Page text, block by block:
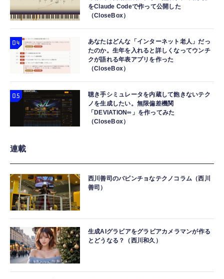
をClaude Codeで作って公開した
（CloseBox）
あなたはどんな「インターネット老人」だっ
たのか。生年を入れると詳しくなってウンチ
クが語れる年表アプリを作った
（CloseBox）
聴き手シミュレータを内蔵して飽きないテク
ノを生成したい。無限偏差機関
「DEVIATION∞」を作ってみた
（CloseBox）
連載
西川善司のバビンチョなテクノコラム（西川
善司）
生成AIグラビアをグラビアカメラマンが作る
とどうなる？（西川和久）